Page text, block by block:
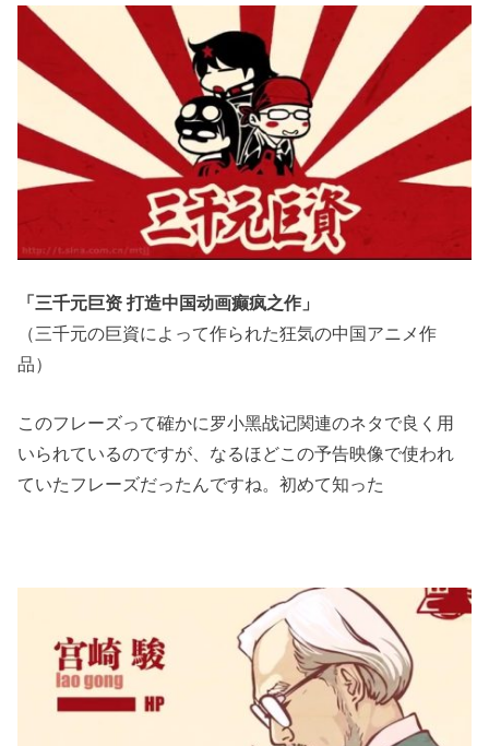
「三千元巨资 打造中国动画癫疯之作」
（三千元の巨資によって作られた狂気の中国アニメ作
品）
このフレーズって確かに罗小黑战记関連のネタで良く用
いられているのですが、なるほどこの予告映像で使われ
ていたフレーズだったんですね。初めて知った